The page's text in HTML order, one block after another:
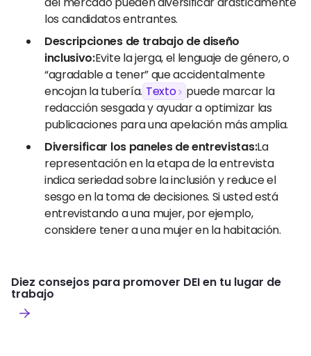
los candidatos entrantes.
Descripciones de trabajo de diseño
inclusivo:Evite la jerga, el lenguaje de género, o
“agradable a tener” que accidentalmente
encojan la tubería. Texto
puede marcar la
redacción sesgada y ayudar a optimizar las
publicaciones para una apelación más amplia.
Diversificar los paneles de entrevistas:La
representación en la etapa de la entrevista
indica seriedad sobre la inclusión y reduce el
sesgo en la toma de decisiones. Si usted está
entrevistando a una mujer, por ejemplo,
considere tener a una mujer en la habitación.
Diez consejos para promover DEI en tu lugar de
trabajo